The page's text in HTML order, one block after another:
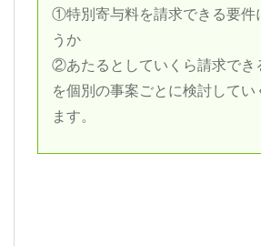
①特別寄与料を請求できる要件
うか
②あたるとしていくら請求でき
を個別の事案ごとに検討してい
ます。